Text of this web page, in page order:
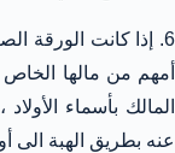
6. إذا كانت الورقة
أمهم من مالها
المالك بأسماء
عنه بطريق الهبة الى